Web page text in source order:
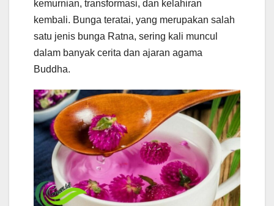
kemurnian, transformasi, dan kelahiran
kembali. Bunga teratai, yang merupakan salah
satu jenis bunga Ratna, sering kali muncul
dalam banyak cerita dan ajaran agama
Buddha.